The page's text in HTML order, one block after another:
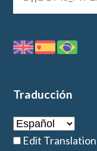
Traducción
Edit Translation